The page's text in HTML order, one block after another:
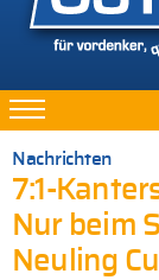
Nachrichten
7:1-
Nur beim
Neuling